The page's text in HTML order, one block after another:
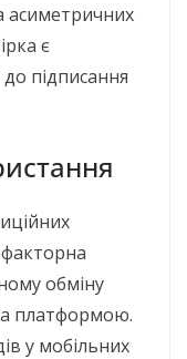
асиметричних
є
підписання
обміну
платформою.
у мобільних